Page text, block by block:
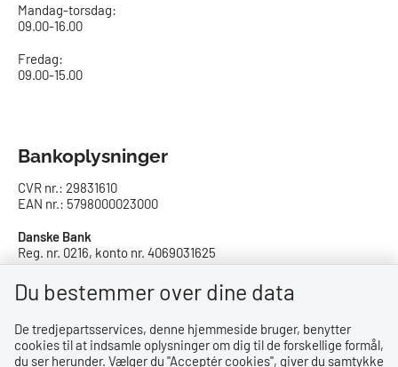
Mandag-torsdag:
09.00-16.00​
Fredag:
09.00-15.00
Bankoplysninger
CVR nr.: 29831610
EAN nr.: 5798000023000
Danske Bank
Reg. nr. 0216, konto nr. 4069031625
IBAN: DK8402164069031625
SWIFT: DABADKKK
Privatlivspolitik
Du bestemmer over dine data
De tredjepartsservices, denne hjemmeside bruger, benytter
cookies til at indsamle oplysninger om dig til de forskellige formål,
du ser herunder. Vælger du ''Acceptér cookies'', giver du samtykke